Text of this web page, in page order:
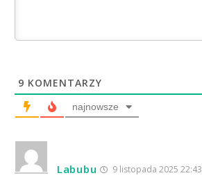
9 KOMENTARZY
najnowsze
Labubu 9 listopada 2025 22:43